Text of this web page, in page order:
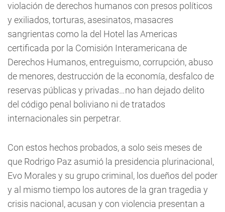
violación de derechos humanos con presos políticos
y exiliados, torturas, asesinatos, masacres
sangrientas como la del Hotel las Americas
certificada por la Comisión Interamericana de
Derechos Humanos, entreguismo, corrupción, abuso
de menores, destrucción de la economía, desfalco de
reservas públicas y privadas…no han dejado delito
del código penal boliviano ni de tratados
internacionales sin perpetrar.
Con estos hechos probados, a solo seis meses de
que Rodrigo Paz asumió la presidencia plurinacional,
Evo Morales y su grupo criminal, los dueños del poder
y al mismo tiempo los autores de la gran tragedia y
crisis nacional, acusan y con violencia presentan a